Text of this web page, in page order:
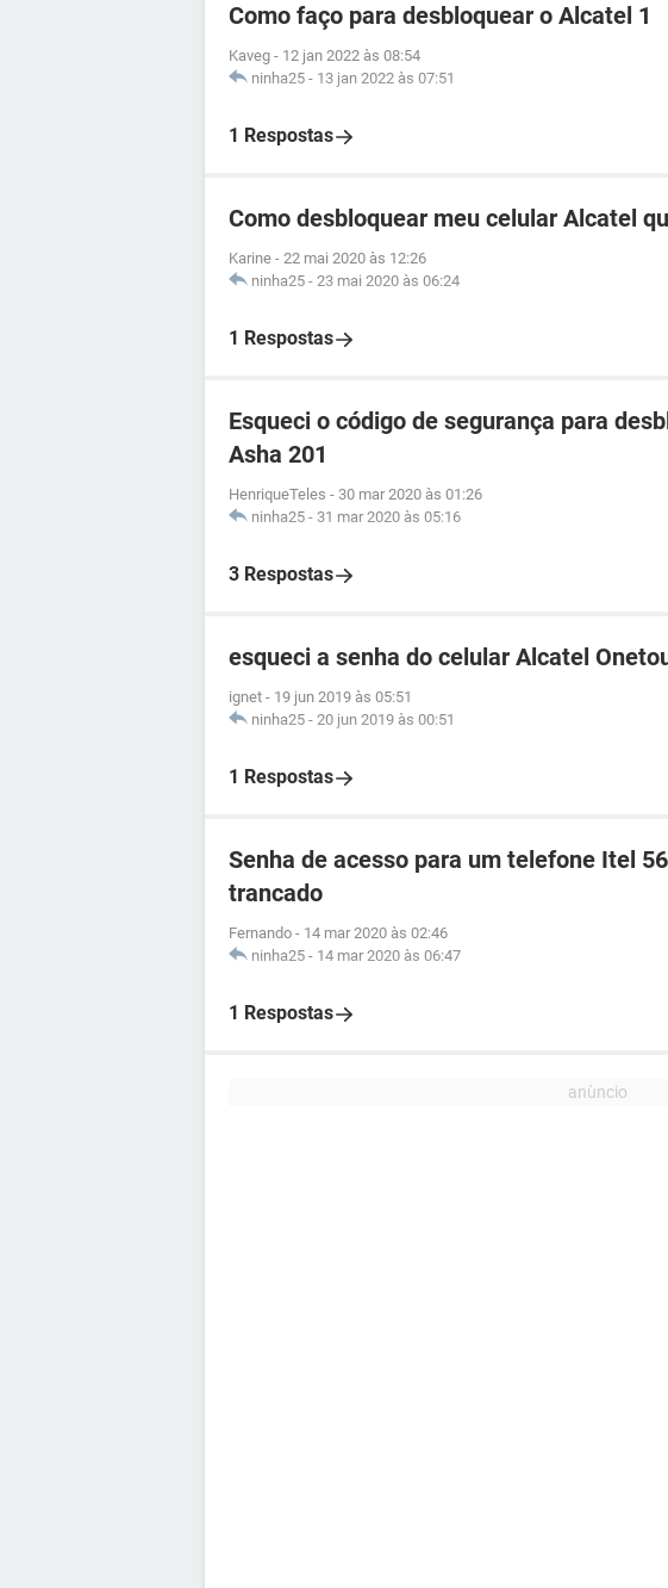
Como faço para desbloquear o Alcatel 1
Kaveg - 12 jan 2022 às 08:54
ninha25 - 13 jan 2022 às 07:51
1 Respostas
Como desbloquear meu celular Alcatel
Karine - 22 mai 2020 às 12:26
ninha25 - 23 mai 2020 às 06:24
1 Respostas
Esqueci o código de segurança para
Asha 201
HenriqueTeles - 30 mar 2020 às 01:26
ninha25 - 31 mar 2020 às 05:16
3 Respostas
esqueci a senha do celular Alcatel
ignet - 19 jun 2019 às 05:51
ninha25 - 20 jun 2019 às 00:51
1 Respostas
Senha de acesso para um telefone Itel
trancado
Fernando - 14 mar 2020 às 02:46
ninha25 - 14 mar 2020 às 06:47
1 Respostas